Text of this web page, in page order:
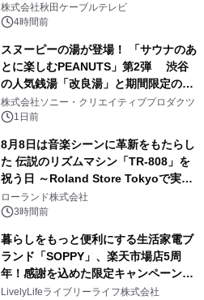
秋田犬の子犬と秋田の四季と名所を巡
るパッケージ～ 9月1日(火)秋田県内で
株式会社秋田ケーブルテレビ
4時間前
スヌーピーの湯が登場！ 「サウナのあ
とに楽しむPEANUTS」第2弾 渋谷
の人気銭湯「改良湯」と期間限定のコ
ラボレーション サウナイキタイコラ
ボグッズも発売決定！
株式会社ソニー・クリエイティブプロダクツ
1日前
8月8日は音楽シーンに革新をもたらし
た 伝説のリズムマシン「TR-808」を
祝う日 ～Roland Store Tokyoで実機
を展示しての 記念キャンペーンを開
催 英国ラジオ「NTS」の 特別プログ
アーティストを フィーチャーしたアニ
メーションを公開～
ローランド株式会社
3時間前
暮らしをもっと便利にする生活家電ブ
ランド「SOPPY」、楽天市場店5周
年！感謝を込めた限定キャンペーンを
8月10日より開催
LivelyLifeライブリーライフ株式会社